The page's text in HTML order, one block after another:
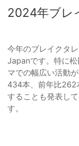
2024年ブレ
今年のブレイクタ
Japanです。特に
マでの幅広い活動
434本、前年比262
することも発表し
す。